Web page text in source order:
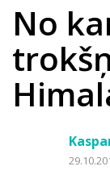
No